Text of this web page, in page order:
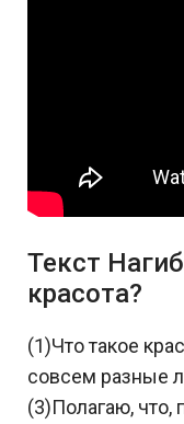
Текст
красота?
(1)Что такое
совсем разные
(3)Полагаю,